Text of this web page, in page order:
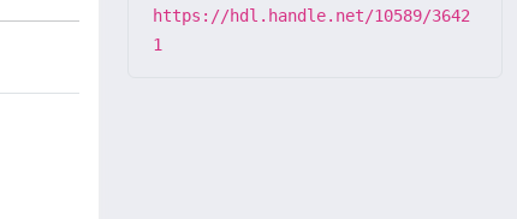
https://hdl.handle.net/10589/3642
1